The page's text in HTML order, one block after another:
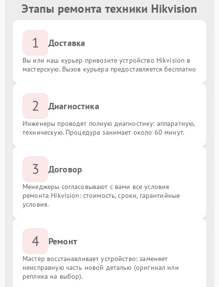
Этапы ремонта техники Hikvision
1 Доставка
Вы или наш курьер привозите устройство Hikvision в
мастерскую. Вызов курьера предоставляется бесплатно
2 Диагностика
Инженеры проводят полную диагностику: аппаратную,
техническую. Процедура занимает около 60 минут.
3 Договор
Менеджеры согласовывают с вами все условия
ремонта Hikvision: стоимость, сроки, гарантийные
условия.
4 Ремонт
Мастер восстанавливает устройство: заменяет
неисправную часть новой деталью (оригинал или
реплика на выбор).